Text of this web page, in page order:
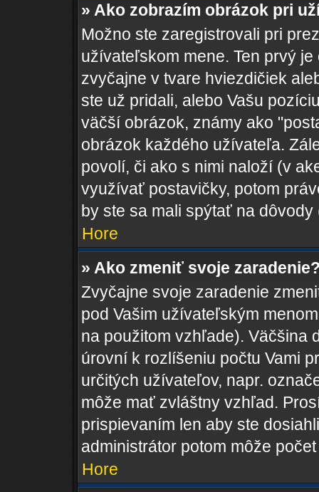
» Ako zobrazím obrázok pri
Možno ste zaregistrovali pri
užívateľskom mene. Ten prvý
zvyčajne v tvare hviezdičiek
ste už pridali, alebo Vašu
väčší obrázok, známy ako
obrázok každého užívateľa.
povolí, či ako s nimi naloží (v
využívať postavičky, potom
by ste sa mali spýtať na
Hore
» Ako zmeniť svoje
Zvyčajne svoje zaradenie
pod Vašim užívateľským
na použitom vzhľade). Väčšina
úrovní k rozlíšeniu počtu Vami
určitých užívateľov, napr.
môže mať zvláštny vzhľad.
prispievaním len aby ste
administrátor potom môže
Hore